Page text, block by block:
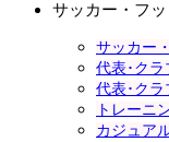
サッカー・フ
サッカー
代表･クラ
代表･ク
トレーニ
カジュア